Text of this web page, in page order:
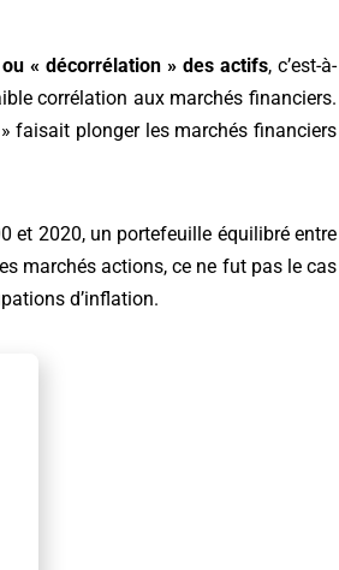
« décorrélation » des actifs, c’est-à-
corrélation aux marchés financiers.
faisait plonger les marchés financiers
et 2020, un portefeuille équilibré entre
marchés actions, ce ne fut pas le cas
d’inflation.